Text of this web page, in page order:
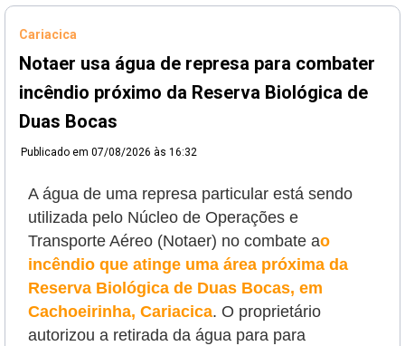
Cariacica
Notaer usa água de represa para combater
incêndio próximo da Reserva Biológica de
Duas Bocas
Publicado em 07/08/2026 às 16:32
A água de uma represa particular está sendo
utilizada pelo Núcleo de Operações e
Transporte Aéreo (Notaer) no combate ao
incêndio que atinge uma área próxima da
Reserva Biológica de Duas Bocas, em
Cachoeirinha, Cariacica. O proprietário
autorizou a retirada da água para para